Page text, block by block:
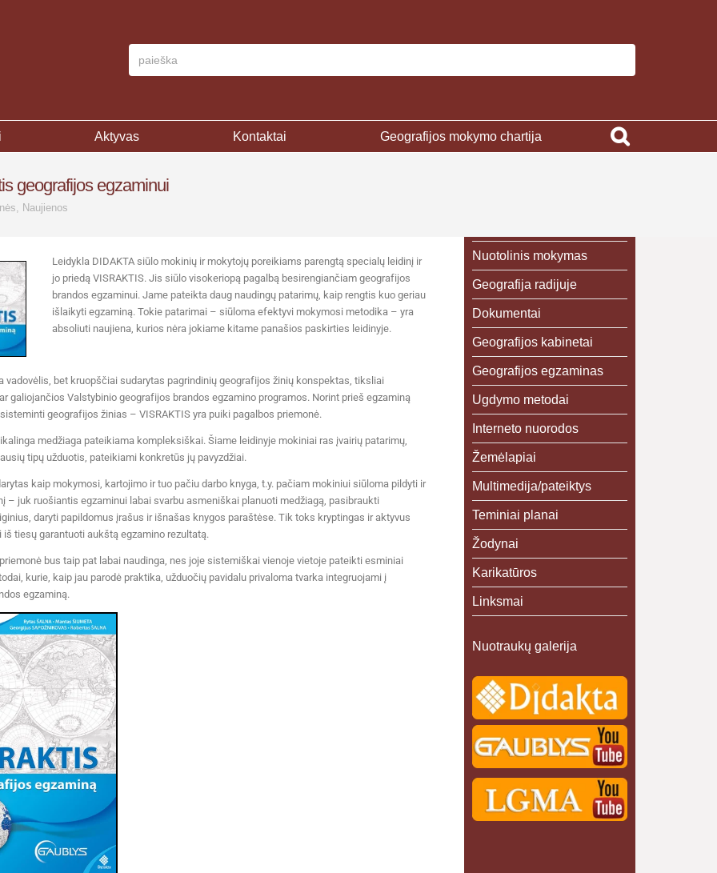
Aktyvas Kontaktai Geografijos mokymo chartija
geografijos egzaminui
, Naujienos
Leidykla DIDAKTA siūlo mokinių ir mokytojų poreikiams parengtą specialų leidinį ir
jo priedą VISRAKTIS. Jis siūlo visokeriopą pagalbą besirengiančiam geografijos
brandos egzaminui. Jame pateikta daug naudingų patarimų, kaip rengtis kuo geriau
išlaikyti egzaminą. Tokie patarimai – siūloma efektyvi mokymosi metodika – yra
absoliuti naujiena, kurios nėra jokiame kitame panašios paskirties leidinyje.
vadovėlis, bet kruopščiai sudarytas pagrindinių geografijos žinių konspektas, tiksliai
galiojančios Valstybinio geografijos brandos egzamino programos. Norint prieš egzaminą
geografijos žinias – VISRAKTIS yra puiki pagalbos priemonė.
medžiaga pateikiama kompleksiškai. Šiame leidinyje mokiniai ras įvairių patarimų,
tipų užduotis, pateikiami konkretūs jų pavyzdžiai.
kaip mokymosi, kartojimo ir tuo pačiu darbo knyga, t.y. pačiam mokiniui siūloma pildyti ir
– juk ruošiantis egzaminui labai svarbu asmeniškai planuoti medžiagą, pasibraukti
daryti papildomus įrašus ir išnašas knygos paraštėse. Tik toks kryptingas ir aktyvus
tiesų garantuoti aukštą egzamino rezultatą.
bus taip pat labai naudinga, nes joje sistemiškai vienoje vietoje pateikti esminiai
kurie, kaip jau parodė praktika, užduočių pavidalu privaloma tvarka integruojami į
egzaminą.
Nuotolinis mokymas
Geografija radijuje
Dokumentai
Geografijos kabinetai
Geografijos egzaminas
Ugdymo metodai
Interneto nuorodos
Žemėlapiai
Multimedija/pateiktys
Teminiai planai
Žodynai
Karikatūros
Linksmai
Nuotraukų galerija